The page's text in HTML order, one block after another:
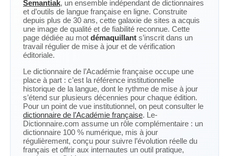
Semantiak, un ensemble indépendant de dictionnaires
et d’outils de langue française en ligne. Construite
depuis plus de 30 ans, cette galaxie de sites a acquis
une image de qualité et de fiabilité reconnue. Cette
page dédiée au mot démaquillant s’inscrit dans un
travail régulier de mise à jour et de vérification
éditoriale.
Le dictionnaire de l’Académie française occupe une
place à part : c’est la référence institutionnelle
historique de la langue, dont le rythme de mise à jour
s’étend sur plusieurs décennies pour chaque édition.
Pour un point de vue institutionnel, on peut consulter le
dictionnaire de l’Académie française. Le-
Dictionnaire.com assume un rôle complémentaire : un
dictionnaire 100 % numérique, mis à jour
régulièrement, conçu pour suivre l’évolution réelle du
français et offrir aux internautes un outil pratique,